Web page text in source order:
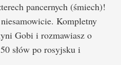
pancernych (śmiech)!
Kompletny
Gobi i rozmawiasz o
słów po rosyjsku i